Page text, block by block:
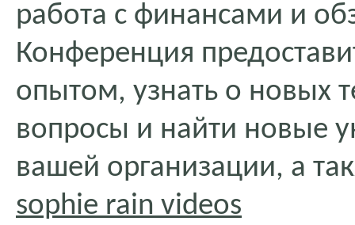
работа с финансами и
Конференция
опытом, узнать о новых
вопросы и найти новые
вашей организации, а
sophie rain videos